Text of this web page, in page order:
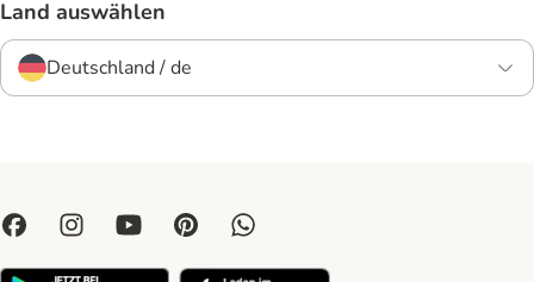
Land auswählen
Deutschland / de